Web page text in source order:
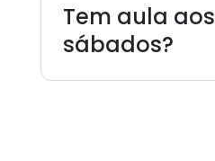
Tem aula aos
sábados?